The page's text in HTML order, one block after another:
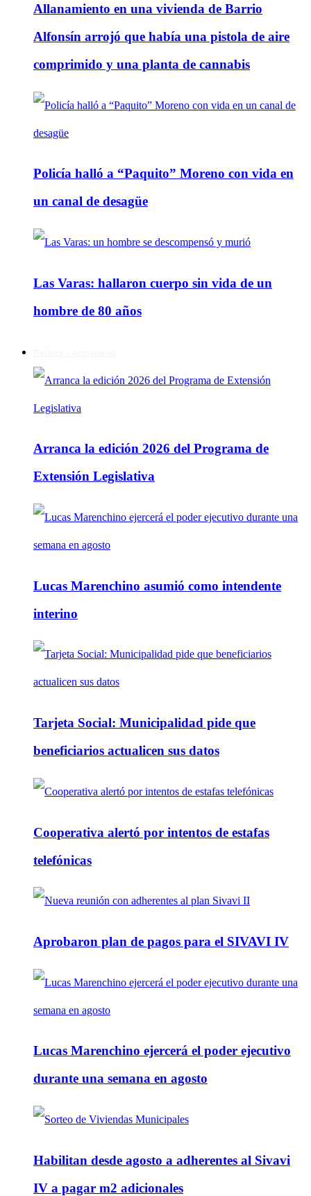
Allanamiento en una vivienda de Barrio
Alfonsín arrojó que había una pistola de aire
comprimido y una planta de cannabis
Policía halló a “Paquito” Moreno con vida en
un canal de desagüe
Las Varas: hallaron cuerpo sin vida de un
hombre de 80 años
Arranca la edición 2026 del Programa de
Extensión Legislativa
Lucas Marenchino asumió como intendente
interino
Tarjeta Social: Municipalidad pide que
beneficiarios actualicen sus datos
Cooperativa alertó por intentos de estafas
telefónicas
Aprobaron plan de pagos para el SIVAVI IV
Lucas Marenchino ejercerá el poder ejecutivo
durante una semana en agosto
Habilitan desde agosto a adherentes al Sivavi
IV a pagar m2 adicionales